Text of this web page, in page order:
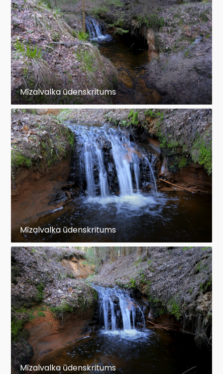
Mīzalvalka ūdenskritums
Mīzalvalka ūdenskritums
Mīzalvalka ūdenskritums